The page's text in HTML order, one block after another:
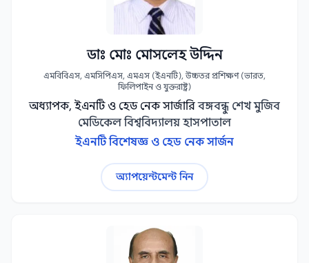
ডাঃ মোঃ মোসলেহ উদ্দিন
এমবিবিএস, এমসিপিএস, এমএস (ইএনটি), উচ্চতর প্রশিক্ষণ (ভারত,
ফিলিপাইন ও যুক্তরাষ্ট্র)
অধ্যাপক, ইএনটি ও হেড নেক সার্জারি বঙ্গবন্ধু শেখ মুজিব
মেডিকেল বিশ্ববিদ্যালয় হাসপাতাল
ইএনটি বিশেষজ্ঞ ও হেড নেক সার্জন
অ্যাপয়েন্টমেন্ট নিন